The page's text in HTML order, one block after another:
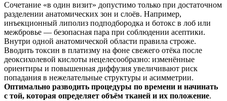
Сочетание «в один визит» допустимо только при достаточном
разделении анатомических зон и слоёв. Например,
инъекционный липолиз подподбородка и ботокс в лоб или
межбровье — безопасная пара при соблюдении асептики.
Внутри одной анатомической области правила строже.
Вводить токсин в платизму на фоне свежего отёка после
деоксихолевой кислоты нецелесообразно: изменённые
ориентиры и повышенная диффузия увеличивают риск
попадания в нежелательные структуры и асимметрии.
Оптимально разводить процедуры по времени и начинать
с той, которая определяет объём тканей и их положение.